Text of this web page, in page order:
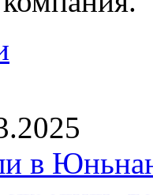
в